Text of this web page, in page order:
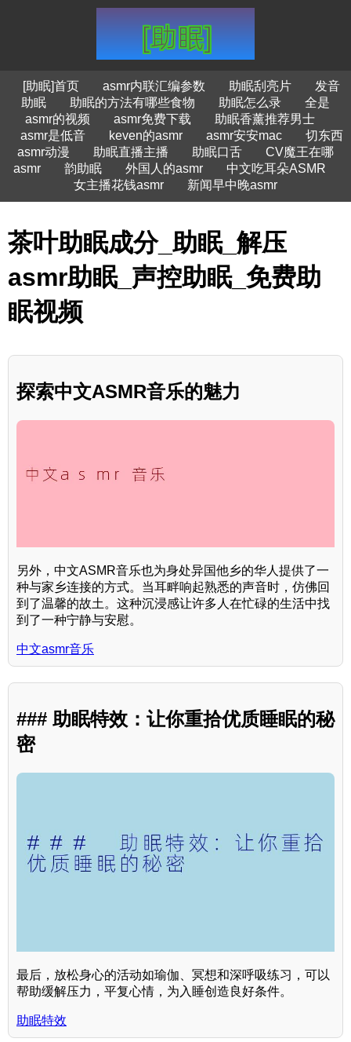
[助眠]首页 asmr内联汇编参数 助眠刮亮片
发音
助眠
助眠的方法有哪些食物 助眠怎么录
全是
asmr的视频
asmr免费下载
助眠香薰推荐男士
asmr是低音
keven的asmr asmr安安mac
切东西
asmr动漫
助眠直播主播 助眠口舌
CV魔王在哪
asmr
韵助眠 外国人的asmr
中文吃耳朵ASMR
女主播花钱asmr
新闻早中晚asmr
茶叶助眠成分_助眠_解压
asmr助眠_声控助眠_免费助
眠视频
探索中文ASMR音乐的魅力
另外，中文ASMR音乐也为身处异国他乡的华人提供了一
种与家乡连接的方式。当耳畔响起熟悉的声音时，仿佛回
到了温馨的故土。这种沉浸感让许多人在忙碌的生活中找
到了一种宁静与安慰。
中文asmr音乐
### 助眠特效：让你重拾优质睡眠的秘
密
最后，放松身心的活动如瑜伽、冥想和深呼吸练习，可以
帮助缓解压力，平复心情，为入睡创造良好条件。
助眠特效